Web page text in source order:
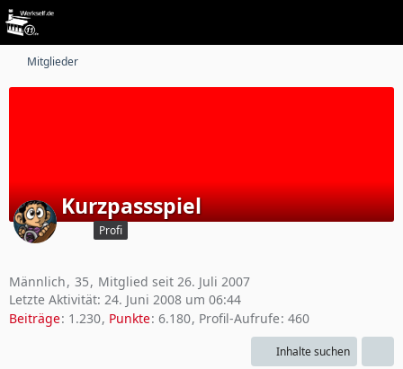
Mitglieder
Kurzpassspiel
Profi
Männlich 35
Mitglied seit 26. Juli 2007
Letzte Aktivität: 24. Juni 2008 um 06:44
Beiträge 1.230 Punkte 6.180 Profil-Aufrufe 460
Inhalte suchen